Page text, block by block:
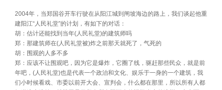
2004年，当郑国谷开车行驶在从阳江城到闸坡海边的路上，我们谈起他重
建阳江“人民礼堂”的计划，有如下的对话：
胡：估计还能找到当年(人民礼堂)的建筑师吗
郑：那建筑师在(人民礼堂被)炸之前那天就死了，气死的
胡：围观的人多不多
郑：应该不让围观吧，因为它是爆炸，它圈了线，驱赶那些民众，就是前
年吧，(人民礼堂)也是代表一个政治和文化、娱乐于一身的一个建筑，我
们小时候看戏、市委以前开大会、宣判会，什么都在那里，所以所有人都